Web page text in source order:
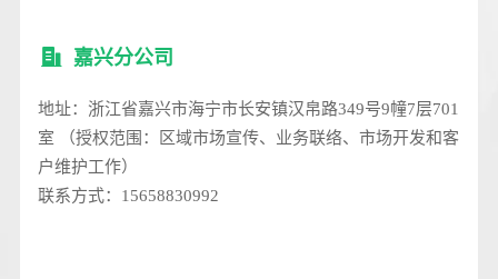
嘉兴分公司
地址：浙江省嘉兴市海宁市长安镇汉帛路349号9幢7层701
室 （授权范围：区域市场宣传、业务联络、市场开发和客
户维护工作）
联系方式：15658830992